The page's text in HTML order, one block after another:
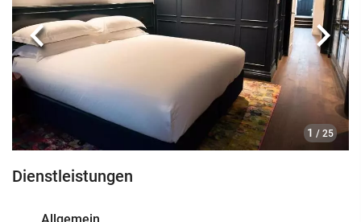
1 / 25
Zurück
Dienstleistungen